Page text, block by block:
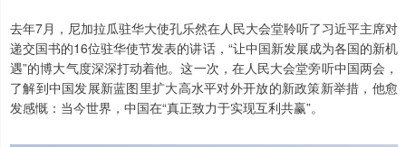
去年7月，尼加拉瓜驻华大使孔乐然在人民大会堂聆听了习近平主席对
递交国书的16位驻华使节发表的讲话，“让中国新发展成为各国的新机
遇”的博大气度深深打动着他。这一次，在人民大会堂旁听中国两会，
了解到中国发展新蓝图里扩大高水平对外开放的新政策新举措，他愈
发感慨：当今世界，中国在“真正致力于实现互利共赢”。